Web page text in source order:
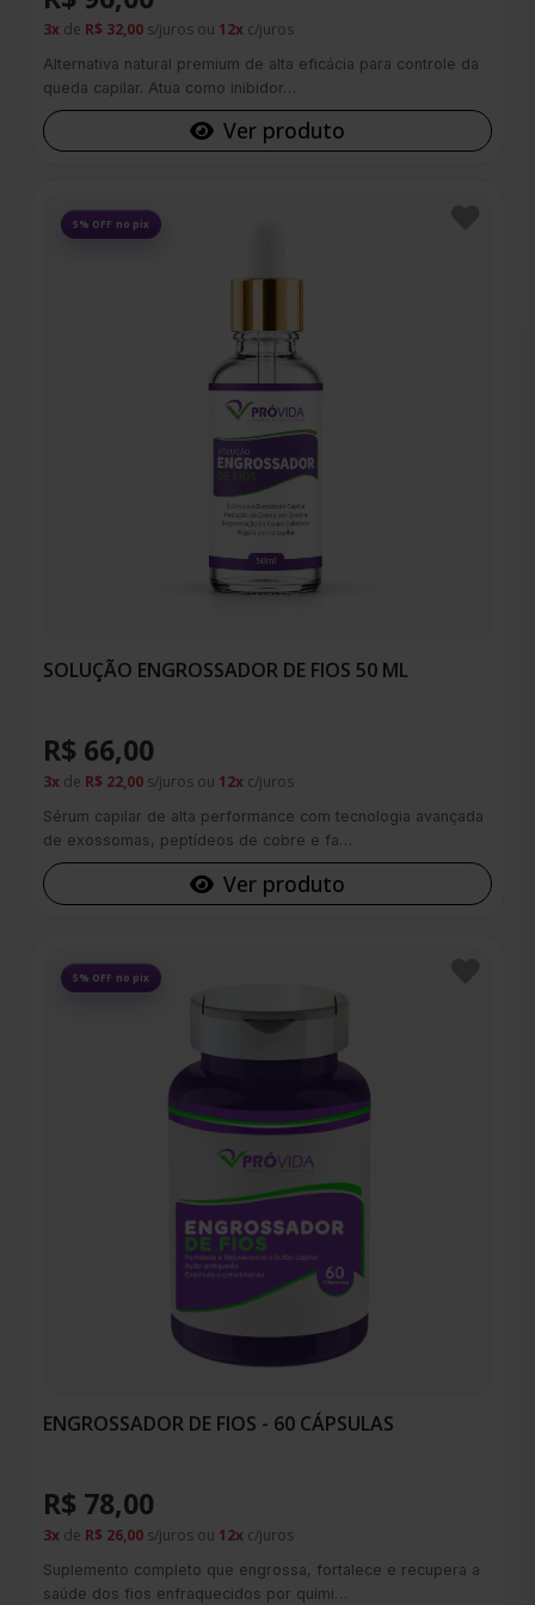
3x de R$ 32,00 s/juros ou 12x c/juros
Alternativa natural premium de alta eficácia para controle da
queda capilar. Atua como inibidor…
Ver produto
5% OFF no pix
Favoritos
SOLUÇÃO ENGROSSADOR DE FIOS 50 ML
R$ 66,00
3x de R$ 22,00 s/juros ou 12x c/juros
Sérum capilar de alta performance com tecnologia avançada
de exossomas, peptídeos de cobre e fa…
Ver produto
5% OFF no pix
Favoritos
ENGROSSADOR DE FIOS - 60 CÁPSULAS
R$ 78,00
3x de R$ 26,00 s/juros ou 12x c/juros
Suplemento completo que engrossa, fortalece e recupera a
saúde dos fios enfraquecidos por quími…